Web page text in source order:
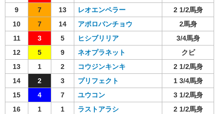
9
7 13 レオエンペラー
2 1/2馬身
10
7 14 アポロバンチョウ
2馬身
11
3 5 ヒシブリリア
3/4馬身
12
5 9 ネオプラネット
クビ
13
1 2 コウジンキンキ
2 1/2馬身
14
2 3 プリフェクト
1 3/4馬身
15
4 7 ユウコン
3 1/2馬身
16
1 1 ラストアラシ 2 1/2馬身